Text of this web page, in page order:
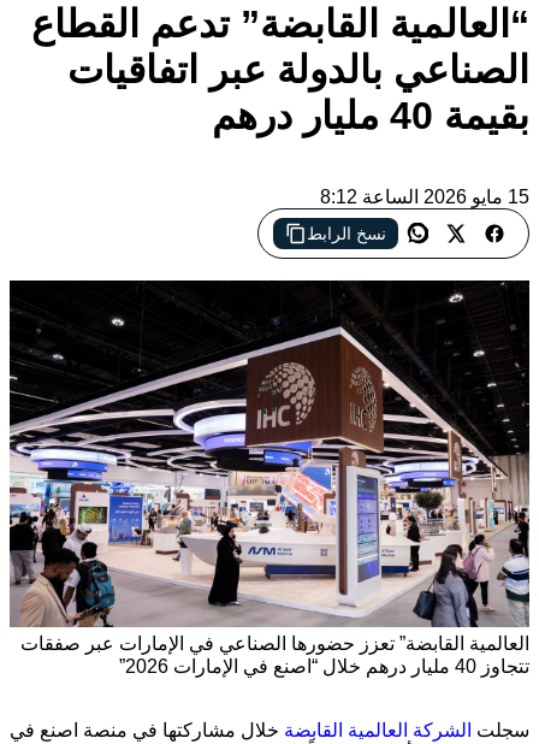
“العالمية القابضة” تدعم القطاع
الصناعي بالدولة عبر اتفاقيات
بقيمة 40 مليار درهم
15 مايو 2026 الساعة 8:12
نسخ الرابط
العالمية القابضة” تعزز حضورها الصناعي في الإمارات عبر صفقات
تتجاوز 40 مليار درهم خلال “اصنع في الإمارات 2026”
سجلت الشركة العالمية القابضة خلال مشاركتها في منصة اصنع في